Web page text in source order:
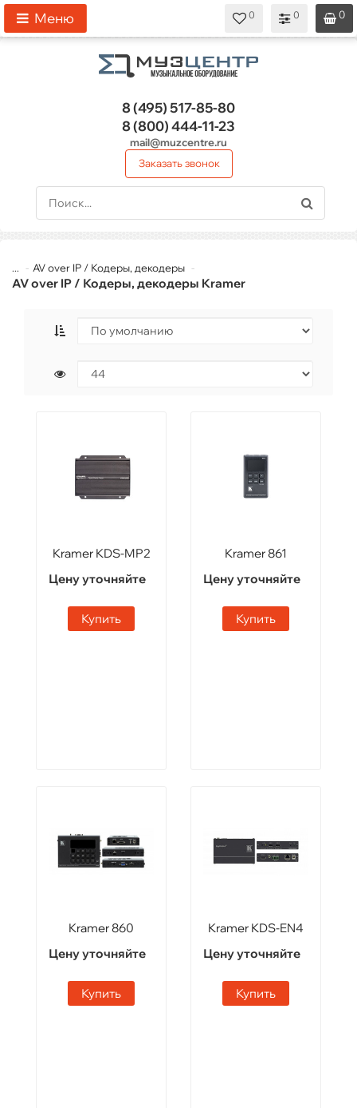
0
0
0
Меню
8 (495)517-85-80
8 (800)444-11-23
mail@muzcentre.ru
Заказать звонок
... AV over IP / Кодеры, декодеры
AV over IP / Кодеры, декодеры Kramer
Kramer KDS-MP2
Цену уточняйте
Купить
Kramer 861
Цену уточняйте
Купить
Kramer 860
Цену уточняйте
Купить
Kramer KDS-EN4
Цену уточняйте
Купить